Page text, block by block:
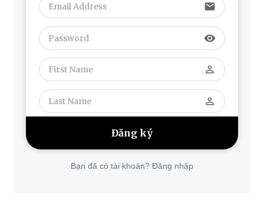
email
visibility
perm_identity
perm_identity
Bạn đã có tài khoản? Đăng nhập